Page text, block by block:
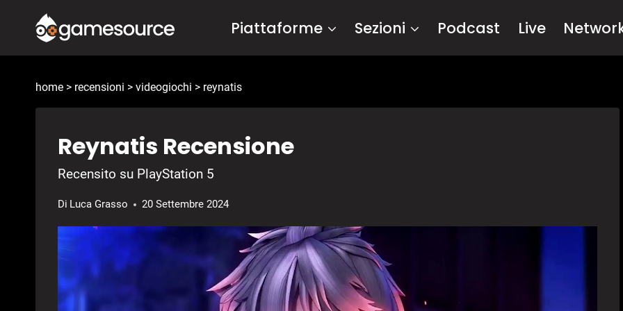
contenuto
Piattaforme Sezioni Podcast Live
home > recensioni > videogiochi > reynatis
Reynatis Recensione
Recensito su PlayStation 5
Di Luca Grasso 20 Settembre 2024